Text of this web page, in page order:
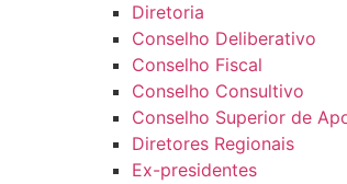
Diretoria
Conselho Deliberativo
Conselho Fiscal
Conselho Consultivo
Conselho Superior de
Diretores Regionais
Ex-presidentes